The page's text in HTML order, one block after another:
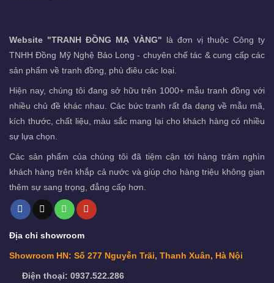
Website "TRANH ĐỒNG MẠ VÀNG" là đơn vị thuộc Công ty
TNHH Đồng Mỹ Nghệ Bảo Long - chuyên chế tác & cung cấp các
sản phẩm về tranh đồng, phù điêu các loại.
Hiện nay, chúng tôi đang sở hữu trên 1000+ mẫu tranh đồng với
nhiều chủ đề khác nhau. Các bức tranh rất đa dạng về mẫu mã,
kích thước, chất liệu, màu sắc mang lại cho khách hàng có nhiều
sự lựa chọn.
Các sản phẩm của chúng tôi đã tiệm cận tới hàng trăm nghìn
khách hàng trên khắp cả nước và giúp cho hàng triệu không gian
thêm sự sang trọng, đẳng cấp hơn.
Địa chỉ showroom
Showroom HN: Số 277 Nguyễn Trãi, Thanh Xuân, Hà Nội
Điện thoại: 0937.522.286